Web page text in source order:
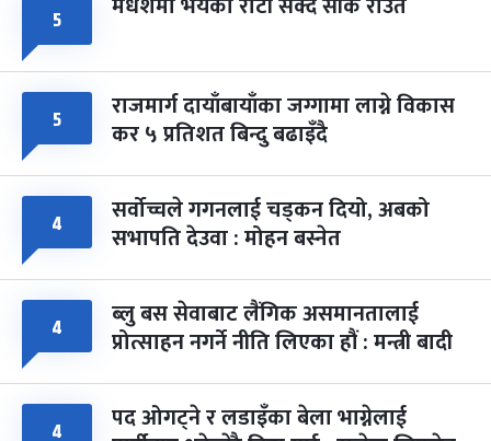
५
५ राजमार्ग दायाँबायाँका जग्गामा लाग्ने विकास
कर ५ प्रतिशत बिन्दु बढाइँदै
४ सर्वोच्चले गगनलाई चड्कन दियो, अबको
सभापति देउवा : मोहन बस्नेत
४ ब्लु बस सेवाबाट लैंगिक असमानतालाई
प्रोत्साहन नगर्ने नीति लिएका हौं : मन्त्री बादी
४ पद ओगट्ने र लडाइँका बेला भाग्नेलाई